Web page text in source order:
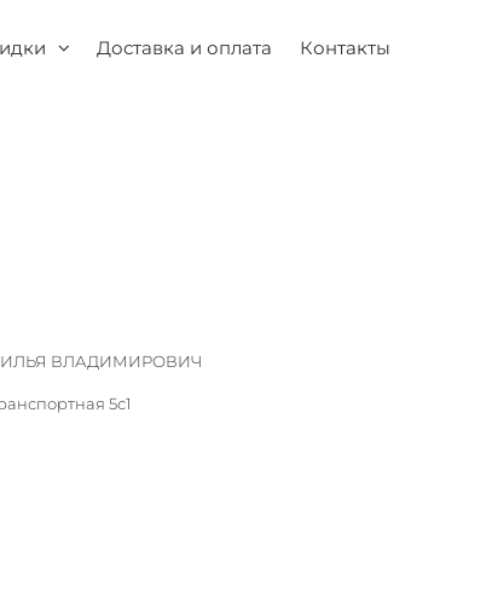
Доставка и оплата Контакты
ИЛЬЯ ВЛАДИМИРОВИЧ
5с1